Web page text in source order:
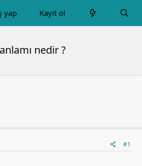
yap Kayıt ol
nedir ?
#1